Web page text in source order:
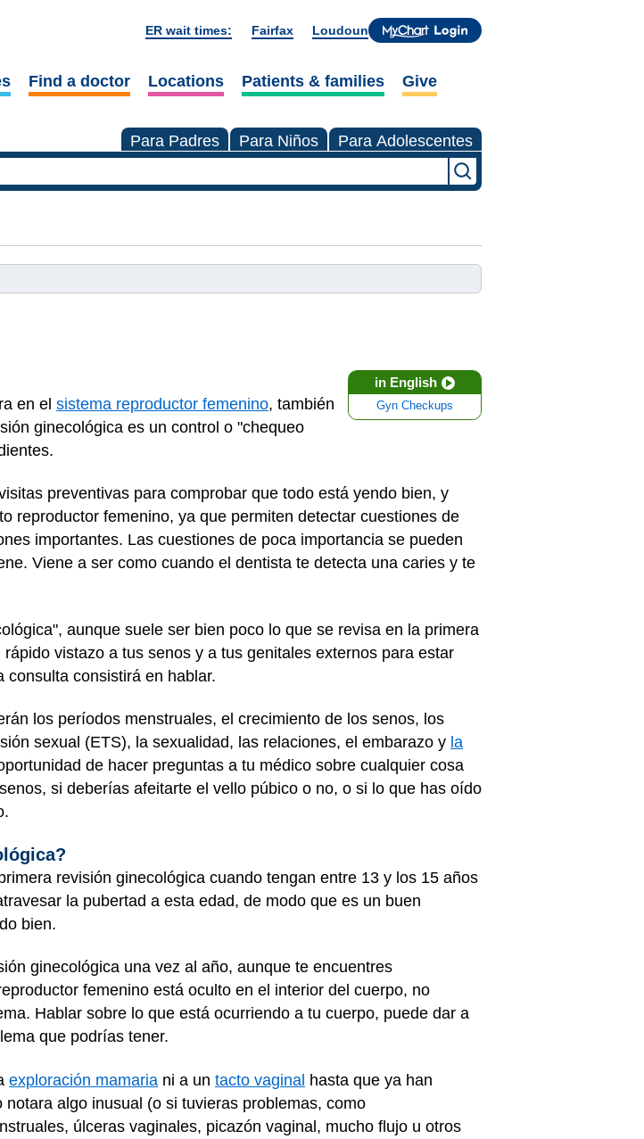
ER wait times: Fairfax Loudoun
Find a doctor Locations Patients & families Give
Para Padres Para Niños Para Adolescentes
in English
Gyn Checkups
en el sistema reproductor femenino, también
ginecológica es un control o "chequeo
preventivas para comprobar que todo está yendo bien, y
reproductor femenino, ya que permiten detectar cuestiones de
importantes. Las cuestiones de poca importancia se pueden
Viene a ser como cuando el dentista te detecta una caries y te
aunque suele ser bien poco lo que se revisa en la primera
vistazo a tus senos y a tus genitales externos para estar
consistirá en hablar.
los períodos menstruales, el crecimiento de los senos, los
sexual (ETS), la sexualidad, las relaciones, el embarazo y la
de hacer preguntas a tu médico sobre cualquier cosa
si deberías afeitarte el vello púbico o no, o si lo que has oído
.
revisión ginecológica cuando tengan entre 13 y los 15 años
la pubertad a esta edad, de modo que es un buen
bien.
ginecológica una vez al año, aunque te encuentres
femenino está oculto en el interior del cuerpo, no
Hablar sobre lo que está ocurriendo a tu cuerpo, puede dar a
que podrías tener.
exploración mamaria ni a un tacto vaginal hasta que ya han
algo inusual (o si tuvieras problemas, como
úlceras vaginales, picazón vaginal, mucho flujo u otros